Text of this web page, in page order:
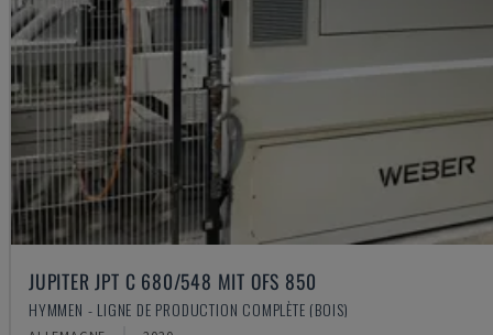
JUPITER JPT C 680/548 MIT OFS 850
HYMMEN - LIGNE DE PRODUCTION COMPLÈTE (BOIS)